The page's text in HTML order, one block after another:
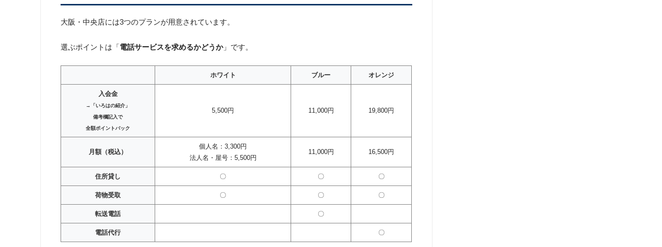
大阪・中央店には3つのプランが用意されています。
選ぶポイントは「 電話サービスを求めるかどうか」です。
ホワイト ブルー オレンジ
入会金
→「いろはの紹介」
備考欄記入で
全額ポイントバック
5,500円 11,000円 19,800円
月額（税込）
個人名：3,300円
法人名・屋号：5,500円
11,000円 16,500円
住所貸し 〇 〇 〇
荷物受取 〇 〇 〇
転送電話 〇
電話代行 〇